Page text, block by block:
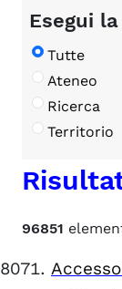
Esegui
Tutte
Ateneo
Ricerca
Territorio
96851